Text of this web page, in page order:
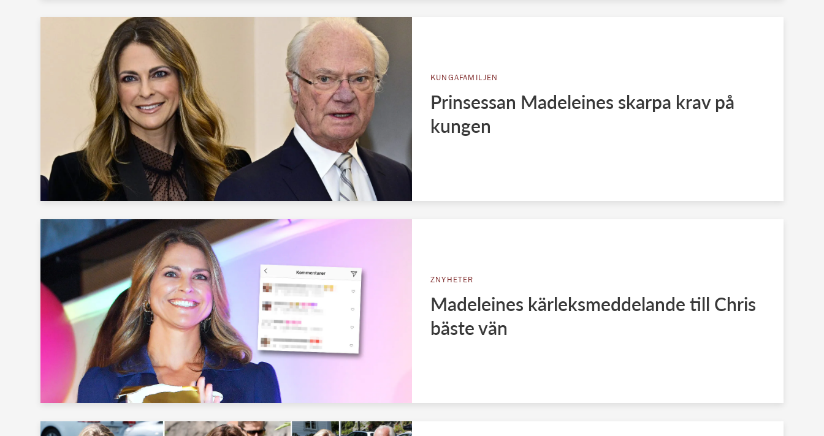
KUNGAFAMILJEN
Prinsessan Madeleines skarpa krav på
kungen
ZNYHETER
Madeleines kärleksmeddelande till Chris
bäste vän